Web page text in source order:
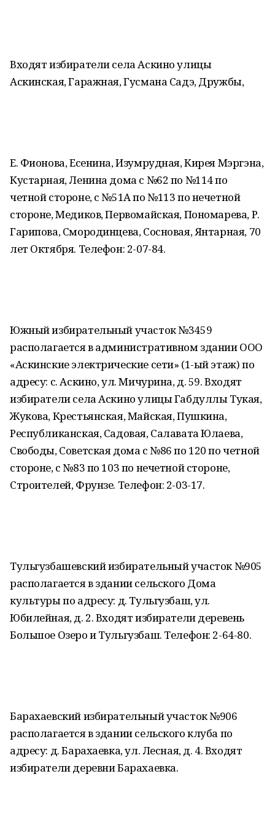
Входят избиратели села Аскино улицы
Аскинская, Гаражная, Гусмана Садэ, Дружбы,
Е. Фионова, Есенина, Изумрудная, Кирея Мэргэна,
Кустарная, Ленина дома с №62 по №114 по
четной стороне, с №51А по №113 по нечетной
стороне, Медиков, Первомайская, Пономарева, Р.
Гарипова, Смородинцева, Сосновая, Янтарная, 70
лет Октября. Телефон: 2-07-84.
Южный избирательный участок №3459
располагается в административном здании ООО
«Аскинские электрические сети» (1-ый этаж) по
адресу: с. Аскино, ул. Мичурина, д. 59. Входят
избиратели села Аскино улицы Габдуллы Тукая,
Жукова, Крестьянская, Майская, Пушкина,
Республиканская, Садовая, Салавата Юлаева,
Свободы, Советская дома с №86 по 120 по четной
стороне, с №83 по 103 по нечетной стороне,
Строителей, Фрунзе. Телефон: 2-03-17.
Тульгузбашевский избирательный участок №905
располагается в здании сельского Дома
культуры по адресу: д. Тульгузбаш, ул.
Юбилейная, д. 2. Входят избиратели деревень
Большое Озеро и Тульгузбаш. Телефон: 2-64-80.
Барахаевский избирательный участок №906
располагается в здании сельского клуба по
адресу: д. Барахаевка, ул. Лесная, д. 4. Входят
избиратели деревни Барахаевка.